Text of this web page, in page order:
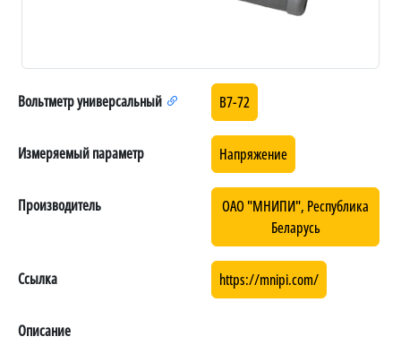
Вольтметр универсальный В7-72
Измеряемый параметр Напряжение
Производитель
ОАО "МНИПИ", Республика
Беларусь
Ссылка https://mnipi.com/
Описание